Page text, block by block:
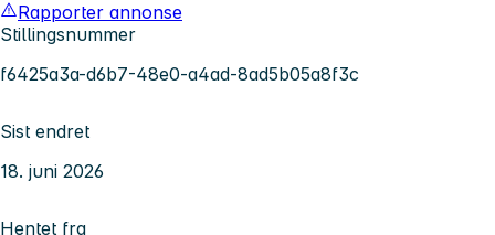
Rapporter annonse
Stillingsnummer
f6425a3a-d6b7-48e0-a4ad-8ad5b05a8f3c
Sist endret
18. juni 2026
Hentet fra